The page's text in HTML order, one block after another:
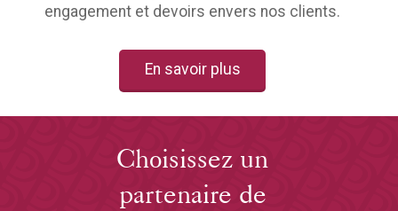
engagement et devoirs envers nos clients.
En savoir plus
Choisissez un
partenaire de